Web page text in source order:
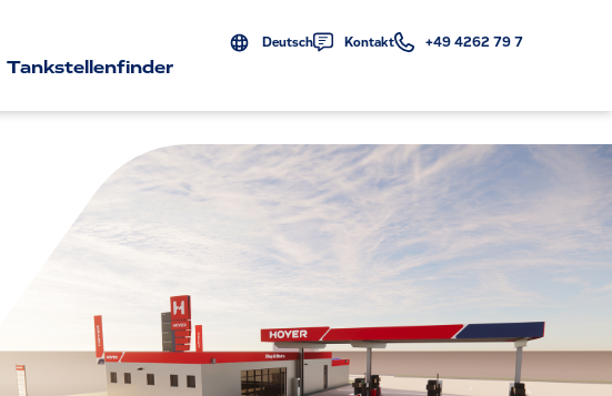
Deutsch Kontakt +49 4262 79 7
Tankstellenfinder